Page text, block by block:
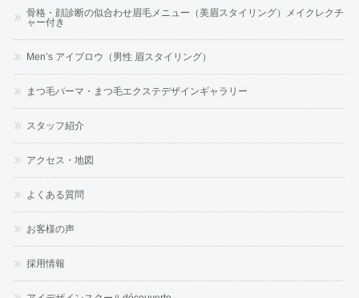
骨格・顔診断の似合わせ眉毛メニュー（美眉スタイリング）メイクレクチ
ャー付き
Men’s アイブロウ（男性 眉スタイリング）
まつ毛パーマ・まつ毛エクステデザインギャラリー
スタッフ紹介
アクセス・地図
よくある質問
お客様の声
採用情報